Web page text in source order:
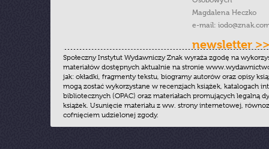
Magdalena Heczko
e-mail:
newsletter >>
Społeczny Instytut Wydawniczy Znak wyraża zgodę na
materiałów dostępnych aktualnie na stronie
jak: okładki, fragmenty tekstu, biogramy autorów oraz opisy
mogą zostać wykorzystane w recenzjach książek, katalogach
bibliotecznych (OPAC) oraz materiałach promujących legalną
książek. Usunięcie materiału z ww. strony internetowej,
cofnięciem udzielonej zgody.